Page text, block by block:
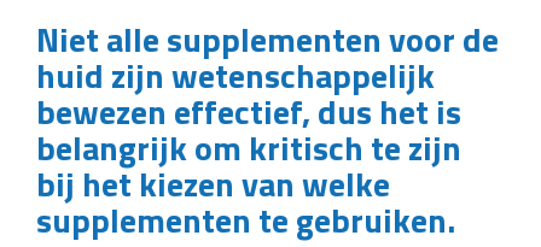
Niet alle supplementen voor de
huid zijn wetenschappelijk
bewezen effectief, dus het is
belangrijk om kritisch te zijn
bij het kiezen van welke
supplementen te gebruiken.